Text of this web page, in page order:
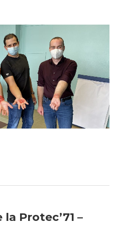
Protec’71 –